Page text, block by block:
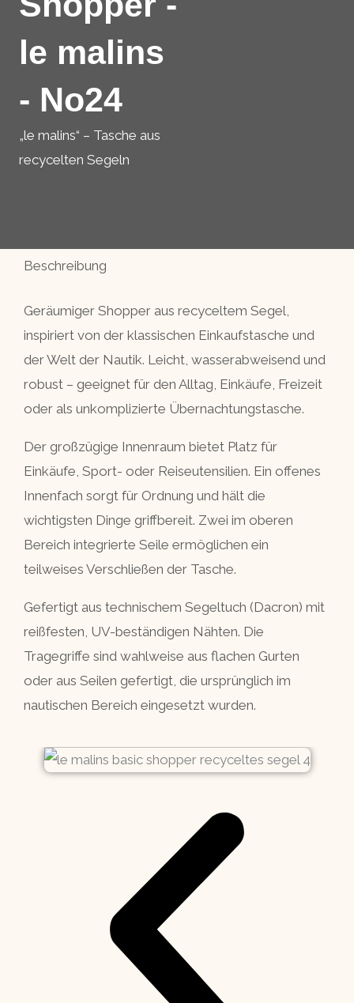
le malins
- No24
„le malins“ – Tasche aus
recycelten Segeln
Beschreibung
Geräumiger Shopper aus recyceltem Segel,
inspiriert von der klassischen Einkaufstasche und
der Welt der Nautik. Leicht, wasserabweisend und
robust – geeignet für den Alltag, Einkäufe, Freizeit
oder als unkomplizierte Übernachtungstasche.
Der großzügige Innenraum bietet Platz für
Einkäufe, Sport- oder Reiseutensilien. Ein offenes
Innenfach sorgt für Ordnung und hält die
wichtigsten Dinge griffbereit. Zwei im oberen
Bereich integrierte Seile ermöglichen ein
teilweises Verschließen der Tasche.
Gefertigt aus technischem Segeltuch (Dacron) mit
reißfesten, UV-beständigen Nähten. Die
Tragegriffe sind wahlweise aus flachen Gurten
oder aus Seilen gefertigt, die ursprünglich im
nautischen Bereich eingesetzt wurden.